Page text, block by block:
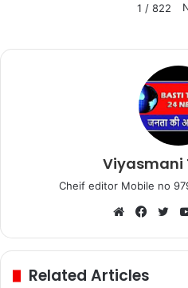
1 / 822
Viyasmani
Cheif editor Mobile no
Related Articles